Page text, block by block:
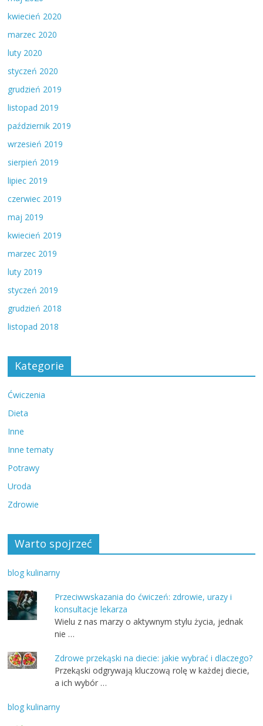
kwiecień 2020
marzec 2020
luty 2020
styczeń 2020
grudzień 2019
listopad 2019
październik 2019
wrzesień 2019
sierpień 2019
lipiec 2019
czerwiec 2019
maj 2019
kwiecień 2019
marzec 2019
luty 2019
styczeń 2019
grudzień 2018
listopad 2018
Kategorie
Ćwiczenia
Dieta
Inne
Inne tematy
Potrawy
Uroda
Zdrowie
Warto spojrzeć
blog kulinarny
Przeciwwskazania do ćwiczeń: zdrowie, urazy i
konsultacje lekarza
Wielu z nas marzy o aktywnym stylu życia, jednak
nie …
Zdrowe przekąski na diecie: jakie wybrać i dlaczego?
Przekąski odgrywają kluczową rolę w każdej diecie,
a ich wybór …
blog kulinarny